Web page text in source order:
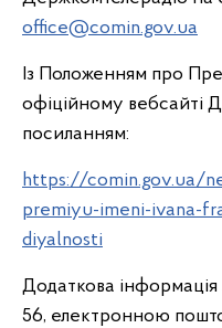
office@comin.gov.ua
Із Положенням про
офіційному вебсайті
посиланням:
https://comin.gov.ua/
premiyu-imeni-ivana-
diyalnosti
Додаткова
56, електронною